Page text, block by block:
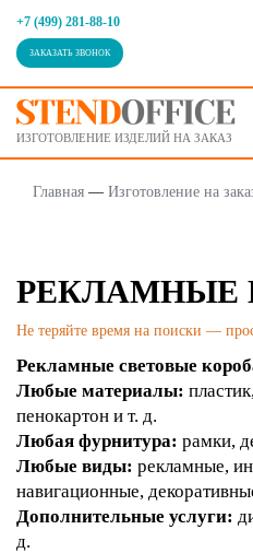
+7 (499) 281-88-10
ЗАКАЗАТЬ ЗВОНОК
ИЗГОТОВЛЕНИЕ ИЗДЕЛИЙ НА ЗАКАЗ
Главная — Изготовление на
РЕКЛАМНЫЕ
Не теряйте время на поиски —
Рекламные световые
Любые материалы:
пенокартон и т. д.
Любая фурнитура: рамки,
Любые виды: рекламные,
навигационные,
Дополнительные услуги:
д.